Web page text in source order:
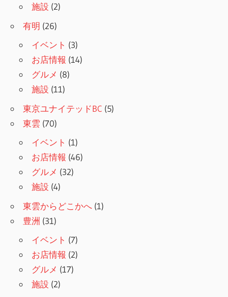
施設 (2)
有明 (26)
イベント (3)
お店情報 (14)
グルメ (8)
施設 (11)
東京ユナイテッドBC (5)
東雲 (70)
イベント (1)
お店情報 (46)
グルメ (32)
施設 (4)
東雲からどこかへ (1)
豊洲 (31)
イベント (7)
お店情報 (2)
グルメ (17)
施設 (2)